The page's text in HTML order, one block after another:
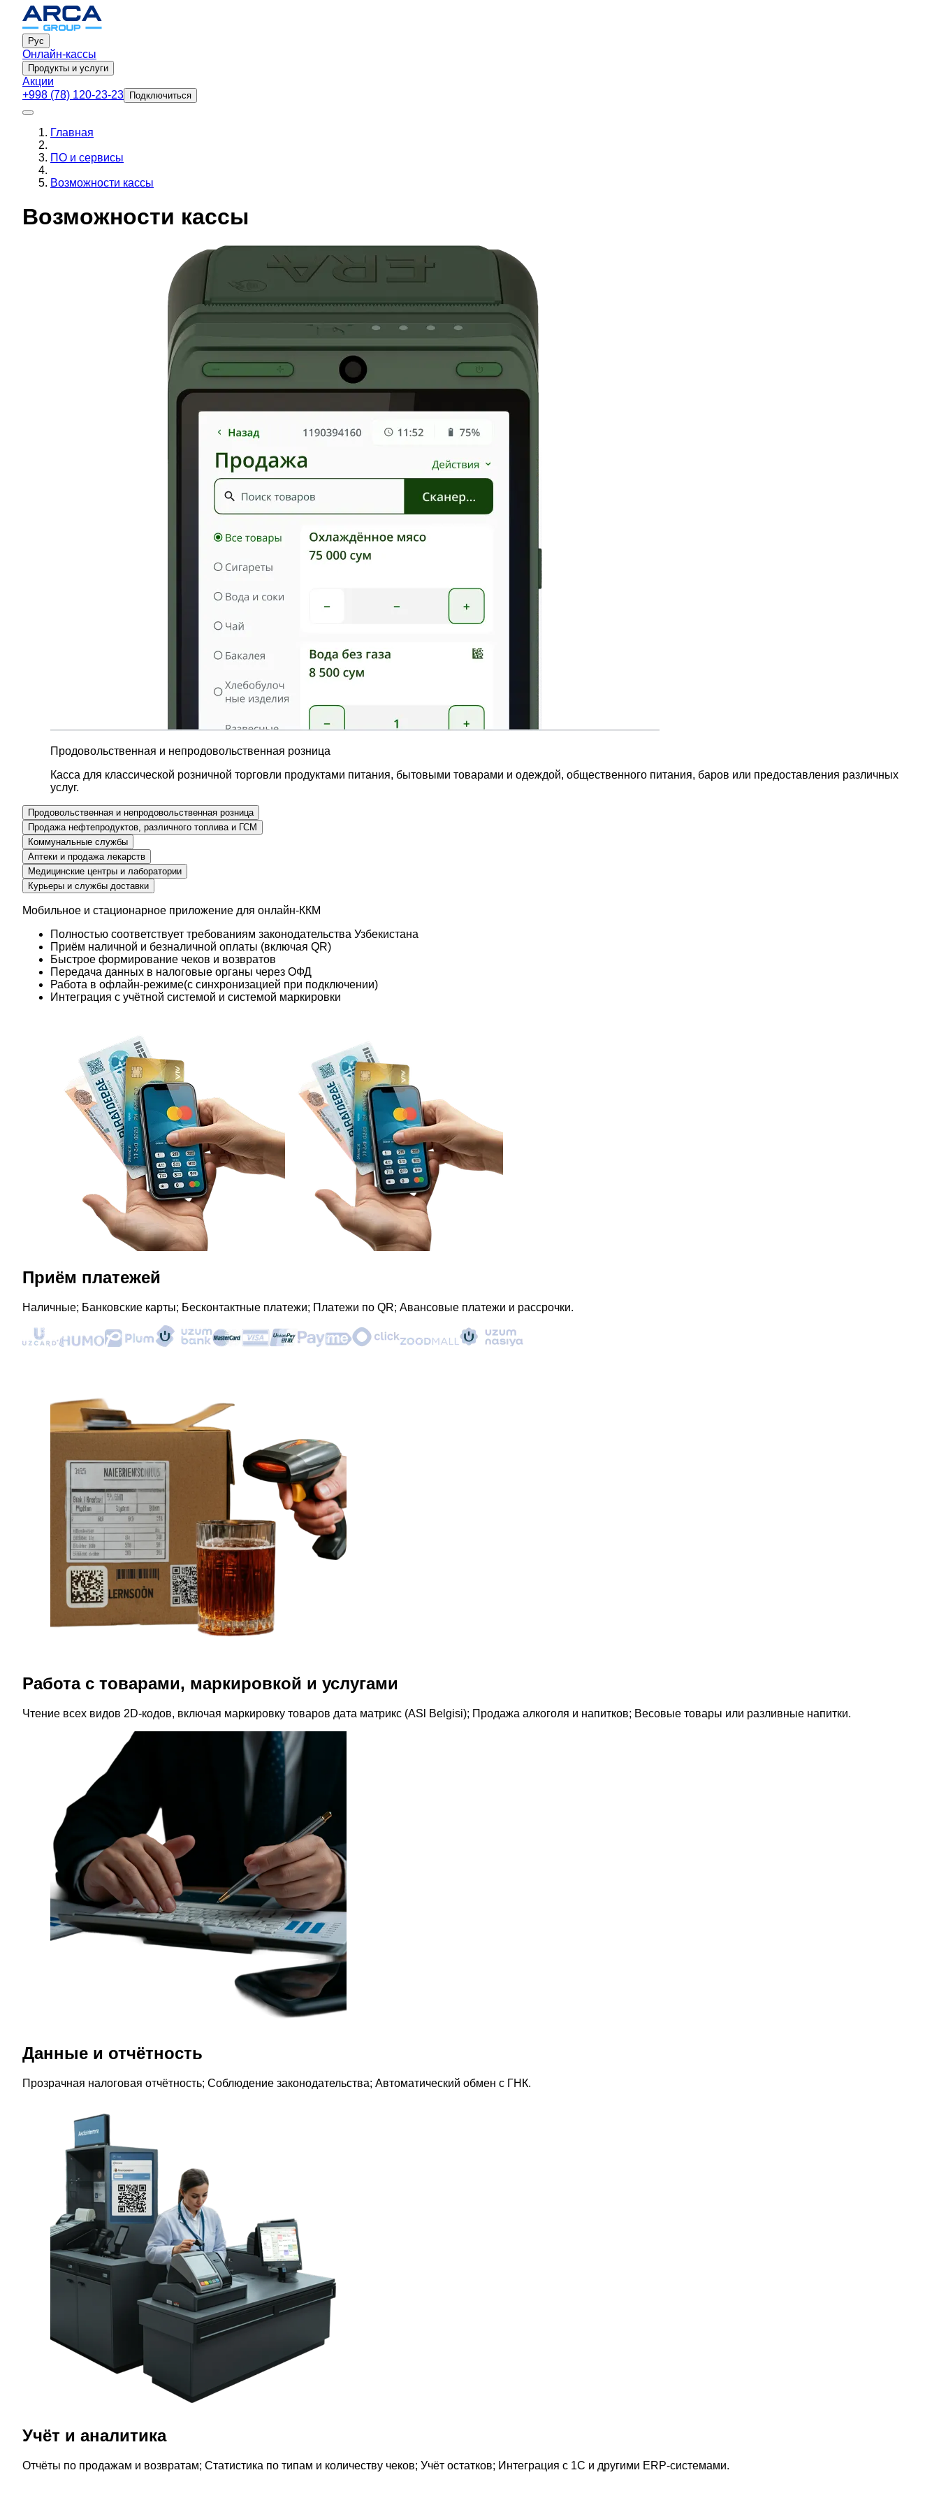
Рус
Онлайн-кассы
Продукты и услуги
Акции
+998 (78) 120-23-23
Подключиться
Главная
ПО и сервисы
Возможности кассы
Возможности кассы
Продовольственная и непродовольственная розница
Касса для классической розничной торговли продуктами питания, бытовыми товарами и одеждой, общественного питания, баров или предоставления различных
услуг.
Продовольственная и непродовольственная розница
Продажа нефтепродуктов, различного топлива и ГСМ
Коммунальные службы
Аптеки и продажа лекарств
Медицинские центры и лаборатории
Курьеры и службы доставки
Мобильное и стационарное приложение для онлайн-ККМ
Полностью соответствует требованиям законодательства Узбекистана
Приём наличной и безналичной оплаты (включая QR)
Быстрое формирование чеков и возвратов
Передача данных в налоговые органы через ОФД
Работа в офлайн-режиме(с синхронизацией при подключении)
Интеграция с учётной системой и системой маркировки
Приём платежей
Наличные; Банковские карты; Бесконтактные платежи; Платежи по QR; Авансовые платежи и рассрочки.
Работа с товарами, маркировкой и услугами
Чтение всех видов 2D-кодов, включая маркировку товаров дата матрикс (ASl Belgisi); Продажа алкоголя и напитков; Весовые товары или разливные напитки.
Данные и отчётность
Прозрачная налоговая отчётность; Соблюдение законодательства; Автоматический обмен с ГНК.
Учёт и аналитика
Отчёты по продажам и возвратам; Статистика по типам и количеству чеков; Учёт остатков; Интеграция с 1С и другими ERP-системами.